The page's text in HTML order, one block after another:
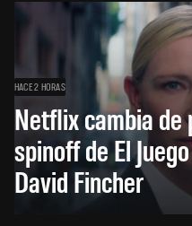
HACE 2 HORAS
Netflix cambia de
spinoff de El
David Fincher